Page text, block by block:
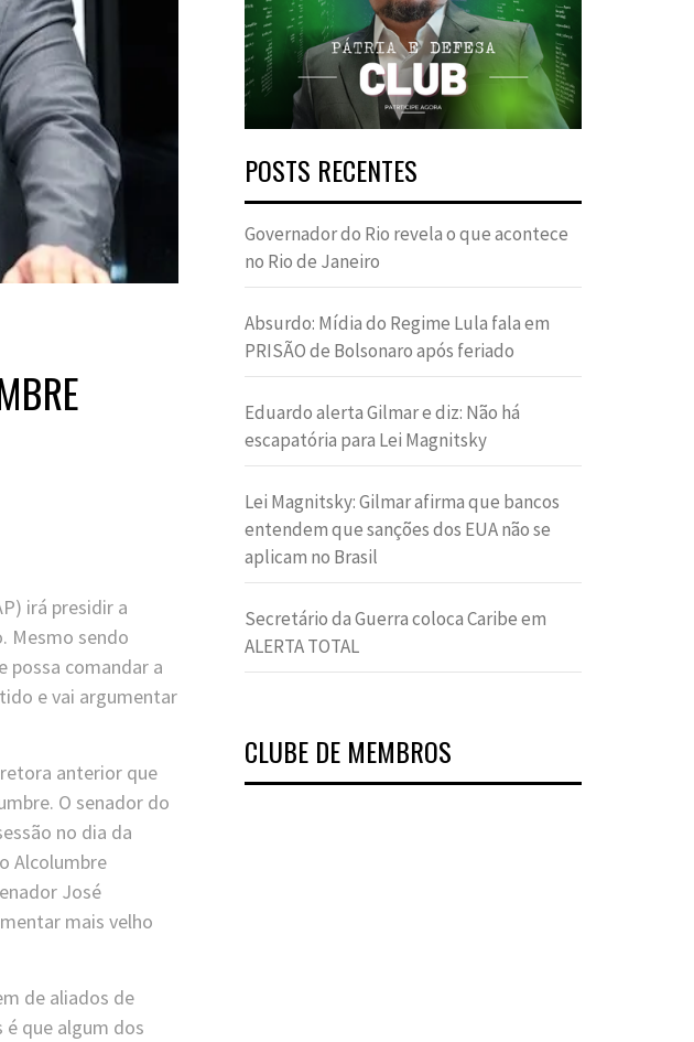
irá presidir a
Mesmo sendo
possa comandar a
e vai argumentar
anterior que
O senador do
no dia da
Alcolumbre
José
mais velho
de aliados de
é que algum dos
POSTS RECENTES
Governador do Rio revela o que acontece
no Rio de Janeiro
Absurdo: Mídia do Regime Lula fala em
PRISÃO de Bolsonaro após feriado
Eduardo alerta Gilmar e diz: Não há
escapatória para Lei Magnitsky
Lei Magnitsky: Gilmar afirma que bancos
entendem que sanções dos EUA não se
aplicam no Brasil
Secretário da Guerra coloca Caribe em
ALERTA TOTAL
CLUBE DE MEMBROS